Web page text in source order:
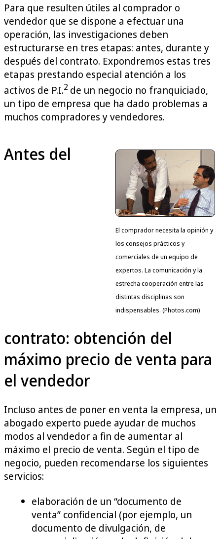
Para que resulten útiles al comprador o
vendedor que se dispone a efectuar una
operación, las investigaciones deben
estructurarse en tres etapas: antes, durante y
después del contrato. Expondremos estas tres
etapas prestando especial atención a los
activos de P.I.2 de un negocio no franquiciado,
un tipo de empresa que ha dado problemas a
muchos compradores y vendedores.
El comprador necesita la opinión y
los consejos prácticos y
comerciales de un equipo de
expertos. La comunicación y la
estrecha cooperación entre las
distintas disciplinas son
indispensables. (Photos.com)
Antes del
contrato: obtención del
máximo precio de venta para
el vendedor
Incluso antes de poner en venta la empresa, un
abogado experto puede ayudar de muchos
modos al vendedor a fin de aumentar al
máximo el precio de venta. Según el tipo de
negocio, pueden recomendarse los siguientes
servicios:
elaboración de un “documento de
venta” confidencial (por ejemplo, un
documento de divulgación, de